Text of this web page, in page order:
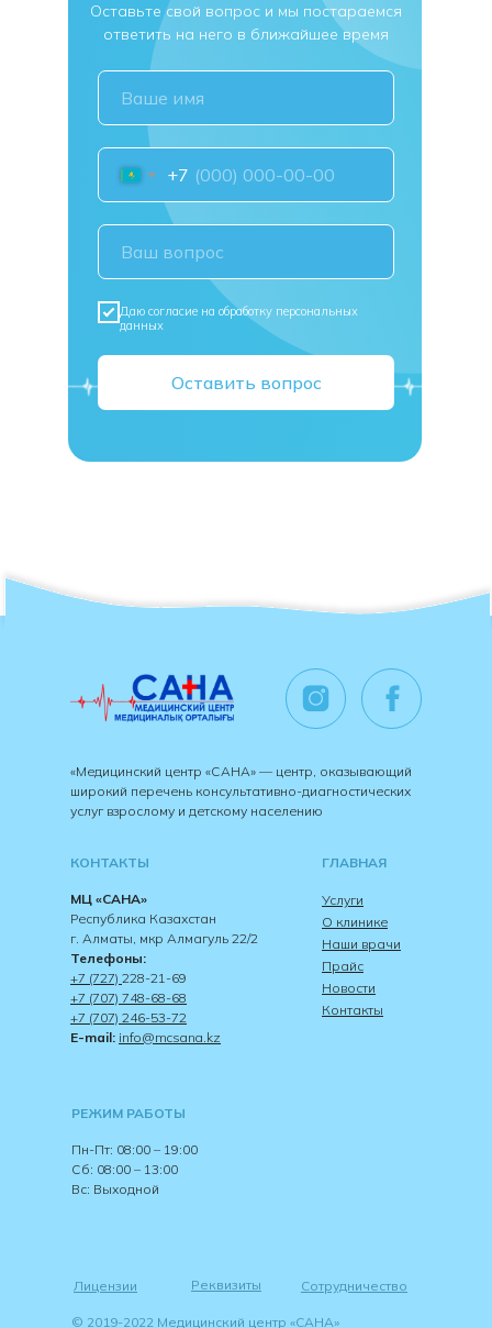
Оставьте свой вопрос и мы постараемся
ответить на него в ближайшее время
+7
Даю согласие на обработку персональных
данных
Оставить вопрос
РЕЖИМ РАБОТЫ
Пн-Пт: 08:00 – 19:00
Сб: 08:00 – 13:00
Вс: Выходной
КОНТАКТЫ
МЦ «САНА»
Республика Казахстан
г. Алматы, мкр Алмагуль 22/2
Телефоны:
+7 (727) 228-21-69
+7 (707) 748-68-68
+7 (707) 246-53-72
E-mail: info@mcsana.kz
«Медицинский центр «САНА» — центр, оказывающий
широкий перечень консультативно-диагностических
услуг взрослому и детскому населению
© 2019-2022 Медицинский центр «САНА»
Лицензии Реквизиты Сотрудничество
ГЛАВНАЯ
Услуги
О клинике
Наши врачи
Прайс
Новости
Контакты